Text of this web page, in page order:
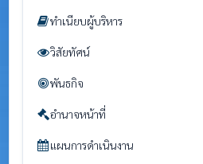
ทำเนียบผู้บริหาร
วิสัยทัศน์
พันธกิจ
อำนาจหน้าที่
แผนการดำเนินงาน